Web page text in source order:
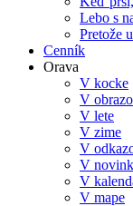
Lebo s
Pretože
Cenník
Orava
V kocke
V
V lete
V zime
V
V
V
V mape